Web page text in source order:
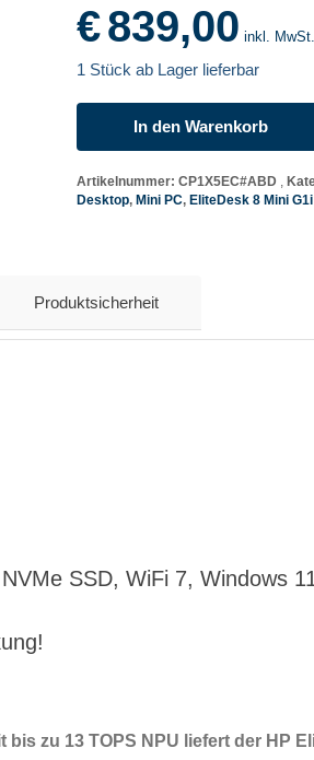
€839,00 inkl.
1 Stück ab Lager lieferbar
8
In den Warenkorb
Artikelnummer: CP1X5EC#ABD
Desktop, Mini PC, EliteDesk 8 Mini G1i
Produktsicherheit
SSD, WiFi 7, Windows
zu 13 TOPS NPU liefert der HP